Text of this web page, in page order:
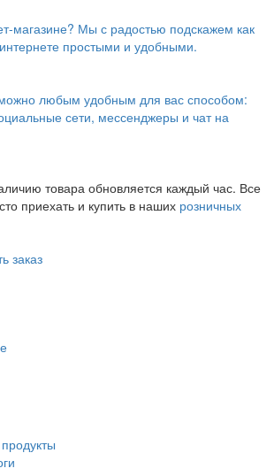
магазине? Мы с радостью подскажем как
простыми и удобными.
любым удобным для вас способом:
сети, мессенджеры и чат на
товара обновляется каждый час. Все
приехать и купить в наших розничных
заказ